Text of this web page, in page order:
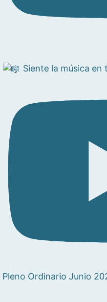
Siente la música en
Pleno Ordinario Junio